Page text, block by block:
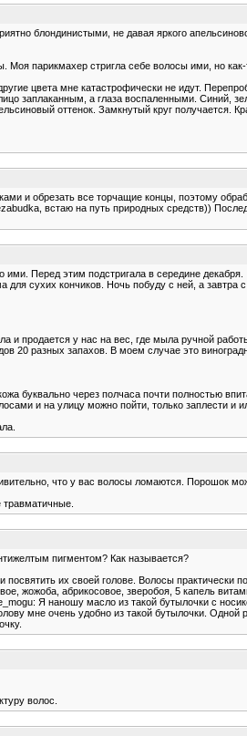
блондинистыми, не давая яркого
парикмахер стригла себе волосы ими, но
цвета мне катастрофически не идут.
заплаканным, а глаза воспаленными. Синий,
оттенок. Замкнутый круг получается.
и обрезать все торчащие концы, поэтому
встаю на путь природных средств))
Перед этим подстригала в середине декабря.
сухих кончиков. Ночь побуду с ней, а завтра
продается у нас на вес, где мыла ручной
20 разных запахов. В моем случае это
буквально через полчаса почти полностью
и на улицу можно пойти, только заплести
что у вас волосы ломаются. Порошок
пигментом? Как называется?
их своей голове. Волосы
абрикосовое, зверобоя, 5 капель
Я наношу масло из такой бутылочки с
мне очень удобно из такой бутылочки.
волос.